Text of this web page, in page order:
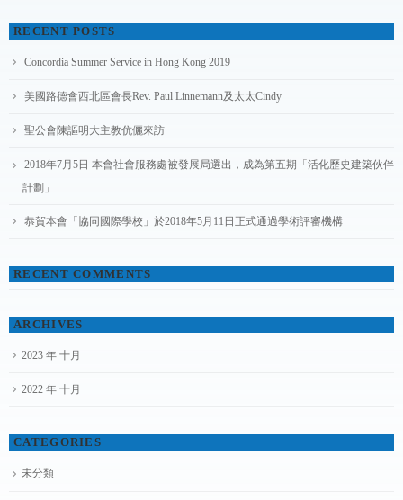
RECENT POSTS
Concordia Summer Service in Hong Kong 2019
美國路德會西北區會長Rev. Paul Linnemann及太太Cindy
聖公會陳謳明大主教伉儷來訪
2018年7月5日 本會社會服務處被發展局選出，成為第五期「活化歷史建築伙伴
計劃」
恭賀本會「協同國際學校」於2018年5月11日正式通過學術評審機構
RECENT COMMENTS
ARCHIVES
2023 年 十月
2022 年 十月
CATEGORIES
未分類